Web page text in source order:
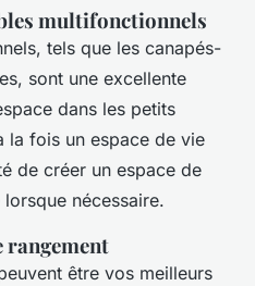
multifonctionnels
tels que les canapés-
sont une excellente
dans les petits
la fois un espace de vie
de créer un espace de
nécessaire.
rangement
être vos meilleurs